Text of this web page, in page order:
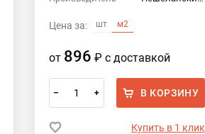
Цена за: шт м2
от 896 ₽ с доставкой
– + В КОРЗИНУ
Купить в 1 клик